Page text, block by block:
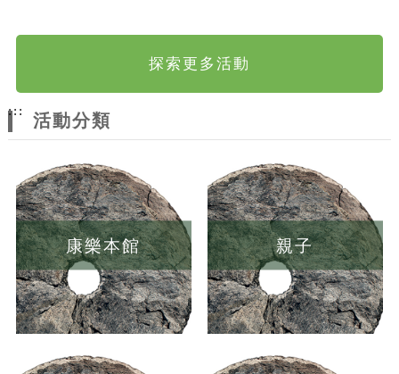
探索更多活動
:::
活動分類
康樂本館 親子